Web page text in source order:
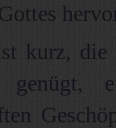
kurz, die